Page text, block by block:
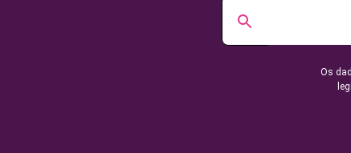
Os